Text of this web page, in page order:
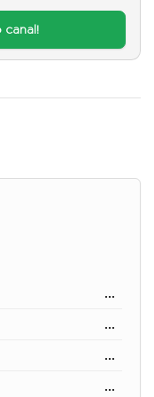
...
...
...
...